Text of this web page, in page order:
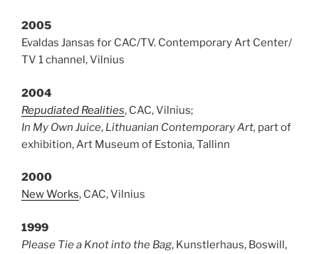
2005
Evaldas Jansas for CAC/TV. Contemporary Art Center/
TV 1 channel, Vilnius
2004
Repudiated Realities, CAC, Vilnius;
In My Own Juice, Lithuanian Contemporary Art, part of
exhibition, Art Museum of Estonia, Tallinn
2000
New Works, CAC, Vilnius
1999
Please Tie a Knot into the Bag, Kunstlerhaus, Boswill,